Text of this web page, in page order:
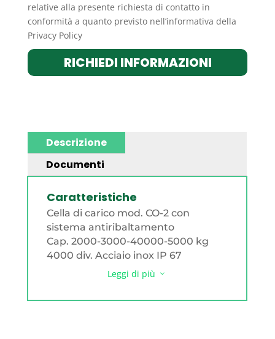
relative alla presente richiesta di contatto in
conformità a quanto previsto nell’informativa della
Privacy Policy
RICHIEDI INFORMAZIONI
Descrizione
Documenti
Caratteristiche
Cella di carico mod. CO-2 con
sistema antiribaltamento
Cap. 2000-3000-40000-5000 kg
4000 div. Acciaio inox IP 67
Leggi di più
3